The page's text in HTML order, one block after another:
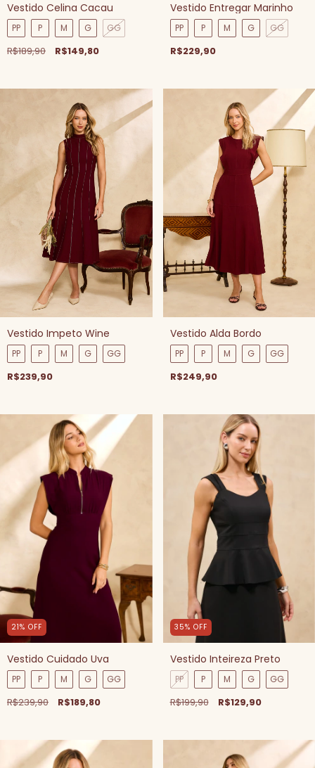
Vestido Celina Cacau
PP P M G GG
R$189,90 R$149,80
Vestido Entregar Marinho
PP P M G GG
R$229,90
Vestido Impeto Wine
PP P M G GG
R$239,90
Vestido Alda Bordo
PP P M G GG
R$249,90
21% OFF
Vestido Cuidado Uva
PP P M G GG
R$239,90 R$189,80
35% OFF
Vestido Inteireza Preto
PP P M G GG
R$199,90 R$129,90